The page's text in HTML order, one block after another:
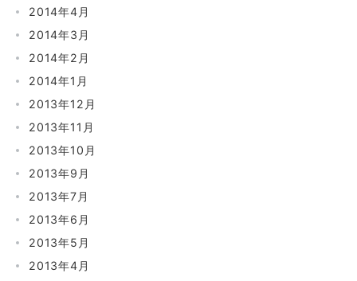
2014年4月
2014年3月
2014年2月
2014年1月
2013年12月
2013年11月
2013年10月
2013年9月
2013年7月
2013年6月
2013年5月
2013年4月